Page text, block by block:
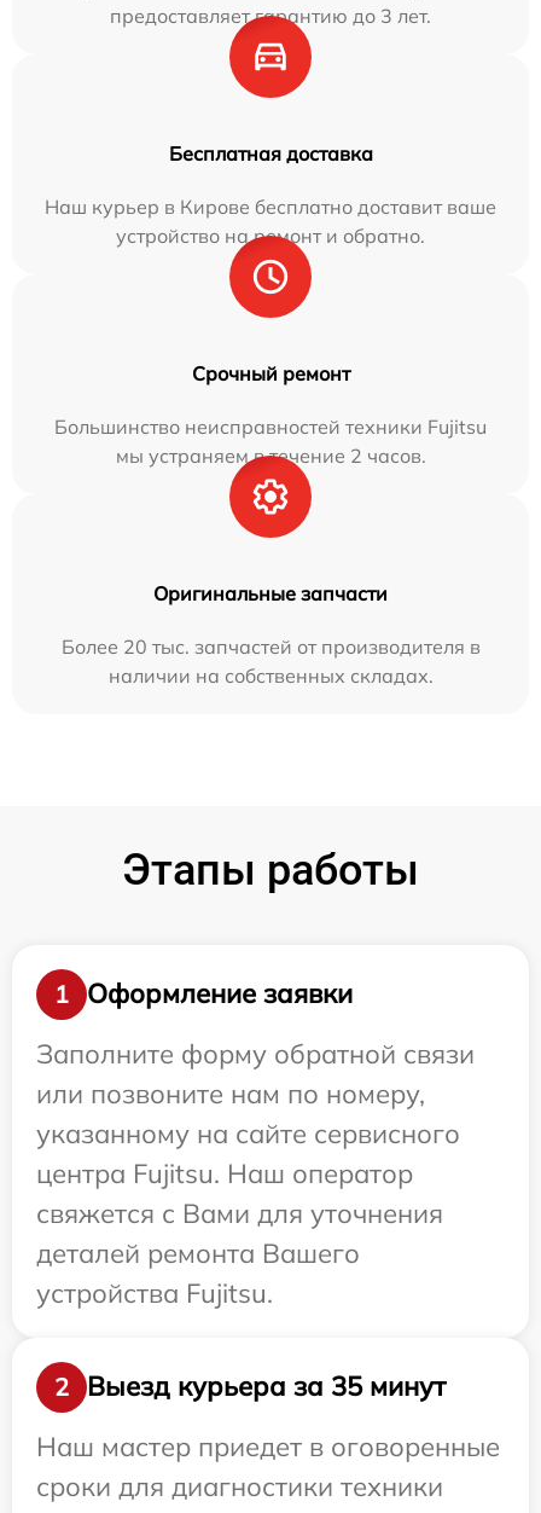
предоставляет гарантию до 3 лет.
Бесплатная доставка
Наш курьер в Кирове бесплатно доставит ваше
устройство на ремонт и обратно.
Срочный ремонт
Большинство неисправностей техники Fujitsu
мы устраняем в течение 2 часов.
Оригинальные запчасти
Более 20 тыс. запчастей от производителя в
наличии на собственных складах.
Этапы работы
1
Оформление заявки
Заполните форму обратной связи
или позвоните нам по номеру,
указанному на сайте сервисного
центра Fujitsu. Наш оператор
свяжется с Вами для уточнения
деталей ремонта Вашего
устройства Fujitsu.
2
Выезд курьера за 35 минут
Наш мастер приедет в оговоренные
сроки для диагностики техники